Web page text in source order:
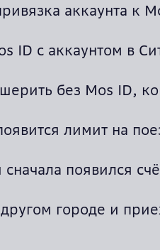
аккаунта к
ID с аккаунтом в
без Mos ID,
лимит на
появился
городе и